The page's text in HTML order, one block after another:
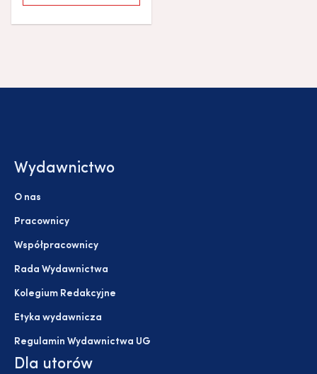
Wydawnictwo
O nas
Pracownicy
Współpracownicy
Rada Wydawnictwa
Kolegium Redakcyjne
Etyka wydawnicza
Regulamin Wydawnictwa UG
Dla utorów